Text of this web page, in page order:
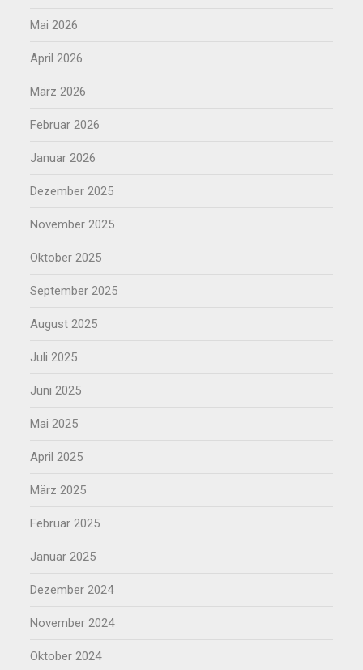
Mai 2026
April 2026
März 2026
Februar 2026
Januar 2026
Dezember 2025
November 2025
Oktober 2025
September 2025
August 2025
Juli 2025
Juni 2025
Mai 2025
April 2025
März 2025
Februar 2025
Januar 2025
Dezember 2024
November 2024
Oktober 2024